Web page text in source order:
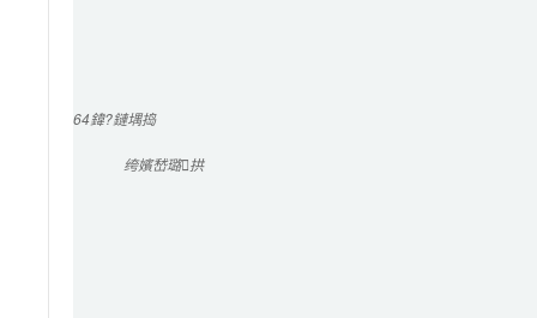
64鍏?鏈堣捣
绔嬪嵆璐拱